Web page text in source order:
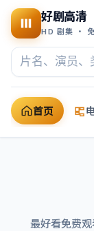
好剧高清
HD 剧集 ·
首页
最好看免费